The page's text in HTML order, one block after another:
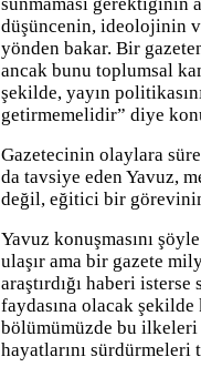
düşüncenin, ideolojinin
yönden bakar. Bir
ancak bunu toplumsal
şekilde, yayın
getirmemelidir” diye
Gazetecinin olaylara
da tavsiye eden Yavuz,
değil, eğitici bir
Yavuz konuşmasını
ulaşır ama bir gazete
araştırdığı haberi
faydasına olacak
bölümümüzde bu
hayatlarını